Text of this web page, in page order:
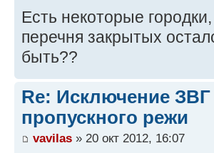
Есть некоторые
перечня закрытых
быть??
Re: Исключение ЗВГ
пропускного режи
vavilas » 20 окт 2012, 16:07